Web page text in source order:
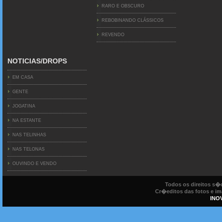
RARO E OBSCURO
REBOBINANDO CLÁSSICOS
REVENDO
NOTICIAS/DROPS
EM CASA
GENTE
JOGATINA
NA ESTANTE
NAS TELINHAS
NAS TELONAS
OUVINDO E VENDO
Todos os direitos
Cr�editos das fotos e